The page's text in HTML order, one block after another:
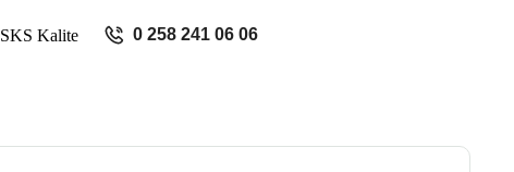
SKS Kalite
0 258 241 06 06